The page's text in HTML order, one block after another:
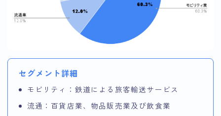
セグメント詳細
モビリティ：鉄道による旅客輸送サービス
流通：百貨店業、物品販売業及び飲食業